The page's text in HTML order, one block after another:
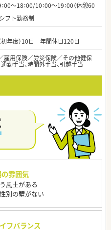
～18：00/10：00～19：00（休憩60
フト勤務制
初年度）10日 年間休日120日
雇用保険／労災保険／その他健保
勤手当、時間外手当、引越手当
雰囲気
風土がある
別の壁がない
フバランス